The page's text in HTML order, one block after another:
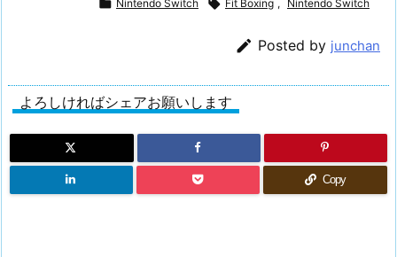
 Nintendo Switch  Fit Boxing , Nintendo Switch
 Posted by junchan
よろしければシェアお願いします
Copy